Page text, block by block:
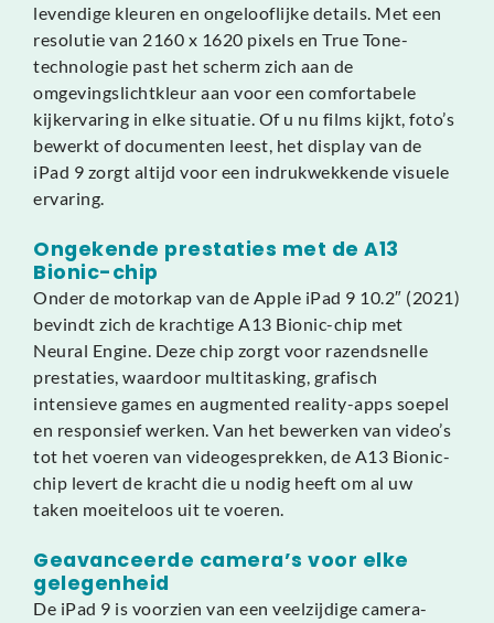
levendige kleuren en ongelooflijke details. Met een
resolutie van 2160 x 1620 pixels en True Tone-
technologie past het scherm zich aan de
omgevingslichtkleur aan voor een comfortabele
kijkervaring in elke situatie. Of u nu films kijkt, foto’s
bewerkt of documenten leest, het display van de
iPad 9 zorgt altijd voor een indrukwekkende visuele
ervaring.
Ongekende prestaties met de A13
Bionic-chip
Onder de motorkap van de Apple iPad 9 10.2″ (2021)
bevindt zich de krachtige A13 Bionic-chip met
Neural Engine. Deze chip zorgt voor razendsnelle
prestaties, waardoor multitasking, grafisch
intensieve games en augmented reality-apps soepel
en responsief werken. Van het bewerken van video’s
tot het voeren van videogesprekken, de A13 Bionic-
chip levert de kracht die u nodig heeft om al uw
taken moeiteloos uit te voeren.
Geavanceerde camera’s voor elke
gelegenheid
De iPad 9 is voorzien van een veelzijdige camera-